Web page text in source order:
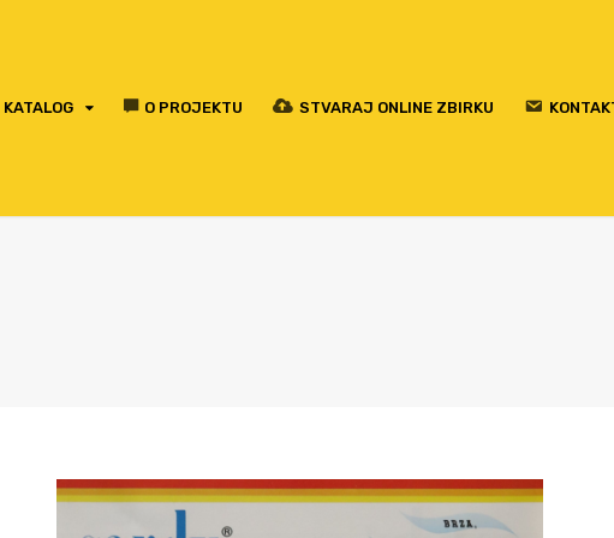
KATALOG O PROJEKTU STVARAJ ONLINE ZBIRKU